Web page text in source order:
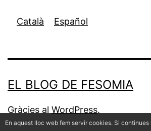
Català Español
EL BLOG DE FESOMIA
Gràcies al WordPress.
En aquest lloc web fem servir cookies. Si